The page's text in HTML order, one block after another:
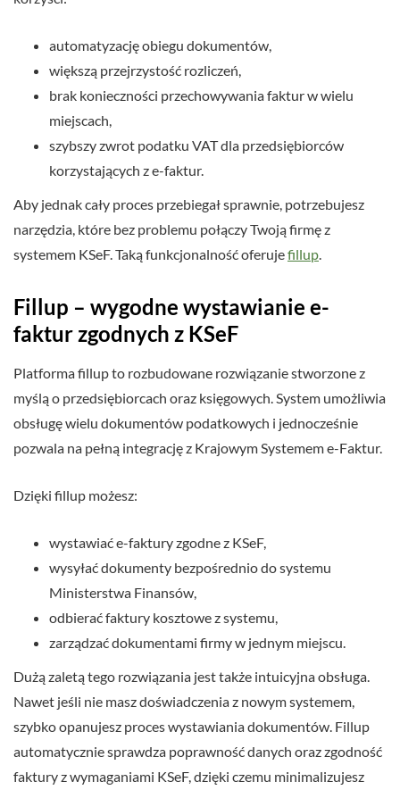
automatyzację obiegu dokumentów,
większą przejrzystość rozliczeń,
brak konieczności przechowywania faktur w wielu
miejscach,
szybszy zwrot podatku VAT dla przedsiębiorców
korzystających z e-faktur.
Aby jednak cały proces przebiegał sprawnie, potrzebujesz
narzędzia, które bez problemu połączy Twoją firmę z
systemem KSeF. Taką funkcjonalność oferujefillup.
Fillup – wygodne wystawianie e-
faktur zgodnych z KSeF
Platforma fillup to rozbudowane rozwiązanie stworzone z
myślą o przedsiębiorcach oraz księgowych. System umożliwia
obsługę wielu dokumentów podatkowych i jednocześnie
pozwala na pełną integrację z Krajowym Systemem e-Faktur.
Dzięki fillup możesz:
wystawiać e-faktury zgodne z KSeF,
wysyłać dokumenty bezpośrednio do systemu
Ministerstwa Finansów,
odbierać faktury kosztowe z systemu,
zarządzać dokumentami firmy w jednym miejscu.
Dużą zaletą tego rozwiązania jest także intuicyjna obsługa.
Nawet jeśli nie masz doświadczenia z nowym systemem,
szybko opanujesz proces wystawiania dokumentów. Fillup
automatycznie sprawdza poprawność danych oraz zgodność
faktury z wymaganiami KSeF, dzięki czemu minimalizujesz